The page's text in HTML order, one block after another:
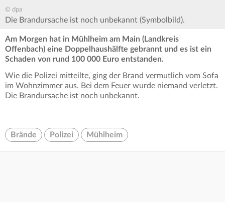
© dpa
Die Brandursache ist noch unbekannt (Symbolbild).
Am Morgen hat in Mühlheim am Main (Landkreis
Offenbach) eine Doppelhaushälfte gebrannt und es ist ein
Schaden von rund 100 000 Euro entstanden.
Wie die Polizei mitteilte, ging der Brand vermutlich vom Sofa
im Wohnzimmer aus. Bei dem Feuer wurde niemand verletzt.
Die Brandursache ist noch unbekannt.
Brände Polizei Mühlheim